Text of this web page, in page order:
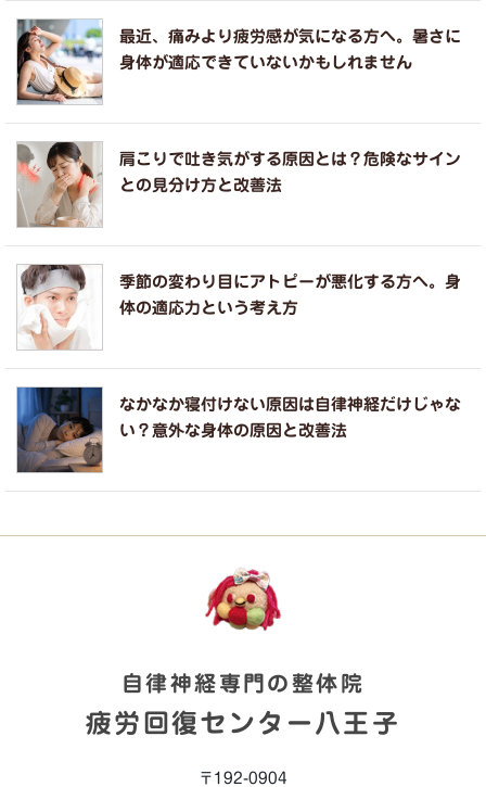
最近、痛みより疲労感が気になる方へ。暑さに
身体が適応できていないかもしれません
肩こりで吐き気がする原因とは？危険なサイン
との見分け方と改善法
季節の変わり目にアトピーが悪化する方へ。身
体の適応力という考え方
なかなか寝付けない原因は自律神経だけじゃな
い？意外な身体の原因と改善法
自律神経専門の整体院
疲労回復センター八王子
〒192-0904